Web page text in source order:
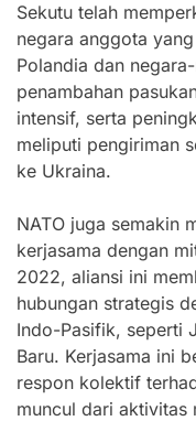
Sekutu telah
negara anggota
Polandia dan
penambahan
intensif, serta
meliputi pengiriman
ke Ukraina.
NATO juga semakin
kerjasama dengan
2022, aliansi ini
hubungan strategis
Indo-Pasifik, seperti
Baru. Kerjasama ini
respon kolektif
muncul dari aktivitas